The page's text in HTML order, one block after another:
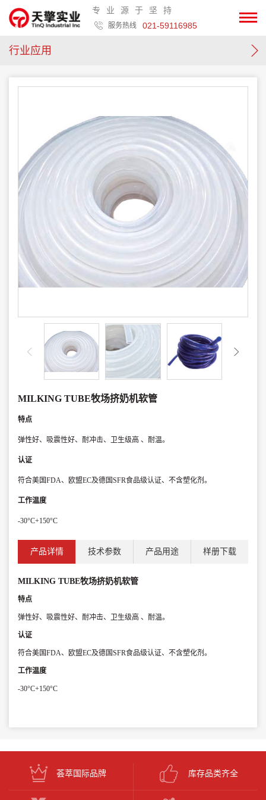
专业源于坚持
服务热线 021-59116985
行业应用
MILKING TUBE牧场挤奶机软管
特点
弹性好、吸震性好、耐冲击、卫生级高 、耐温。
认证
符合美国FDA、欧盟EC及德国SFR食品级认证、不含塑化剂。
工作温度
-30°C+150°C
产品详情 技术参数 产品用途 样册下载
MILKING TUBE牧场挤奶机软管
特点
弹性好、吸震性好、耐冲击、卫生级高 、耐温。
认证
符合美国FDA、欧盟EC及德国SFR食品级认证、不含塑化剂。
工作温度
-30°C+150°C
荟萃国际品牌 库存品类齐全